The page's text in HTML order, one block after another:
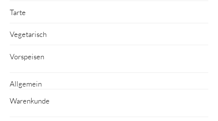
Tarte
Vegetarisch
Vorspeisen
Allgemein
Warenkunde